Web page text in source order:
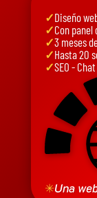
✓Diseño
✓Con
✓3 meses
✓Hasta 20
✓SEO -
✳Una